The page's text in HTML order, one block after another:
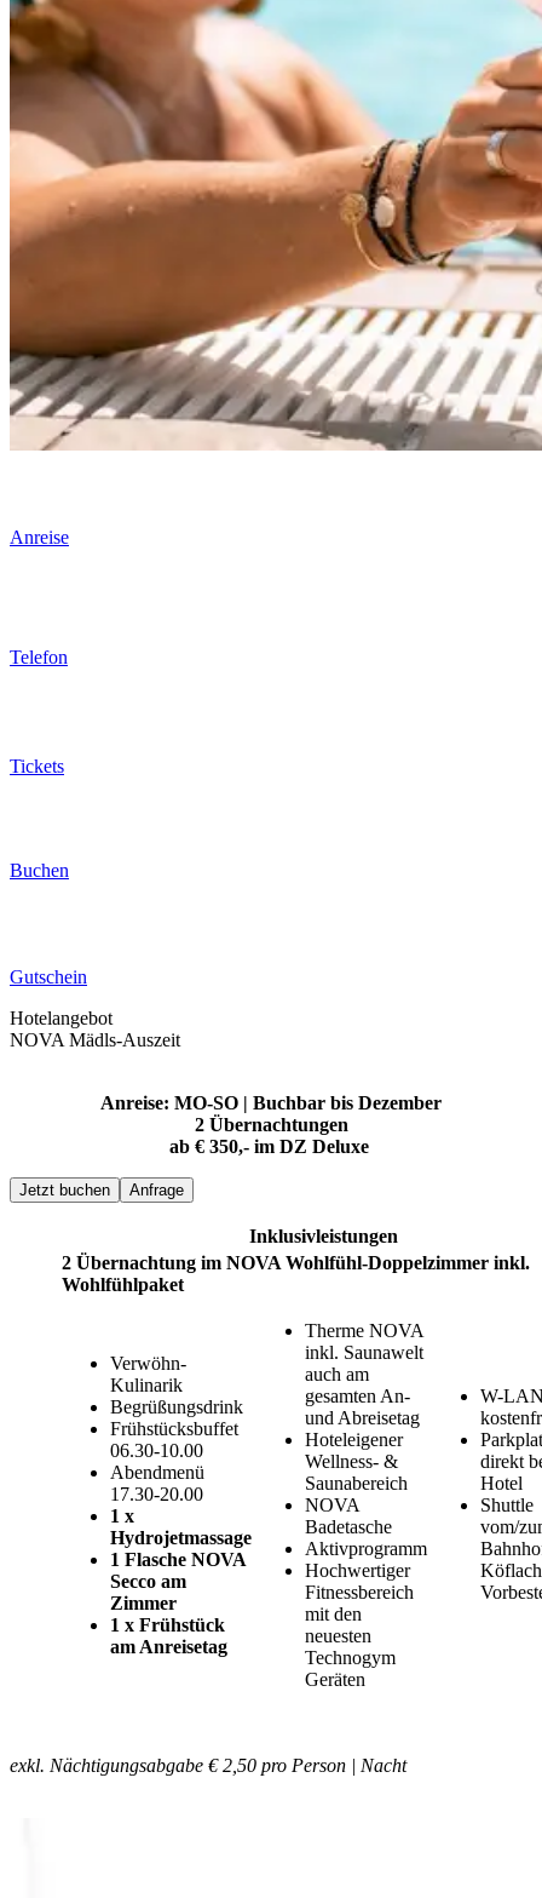
Anreise
Telefon
Tickets
Buchen
Gutschein
Hotelangebot
NOVA Mädls-Auszeit
Anreise: MO-SO | Buchbar bis Dezember
2 Übernachtungen
ab € 350,- im DZ Deluxe
Jetzt buchen Anfrage
Inklusivleistungen
2 Übernachtung im NOVA Wohlfühl-Doppelzimmer inkl.
Wohlfühlpaket
Verwöhn-
Kulinarik
Begrüßungsdrink
Frühstücksbuffet
06.30-10.00
Abendmenü
17.30-20.00
1 x
Hydrojetmassage
1 Flasche NOVA
Secco am
Zimmer
1 x Frühstück
am Anreisetag
Therme NOVA
inkl. Saunawelt
auch am
gesamten An-
und Abreisetag
Hoteleigener
Wellness- &
Saunabereich
NOVA
Badetasche
Aktivprogramm
Hochwertiger
Fitnessbereich
mit den
neuesten
Technogym
Geräten
W-
direkt
Hotel
Shuttle
vom/
exkl. Nächtigungsabgabe € 2,50 pro Person | Nacht